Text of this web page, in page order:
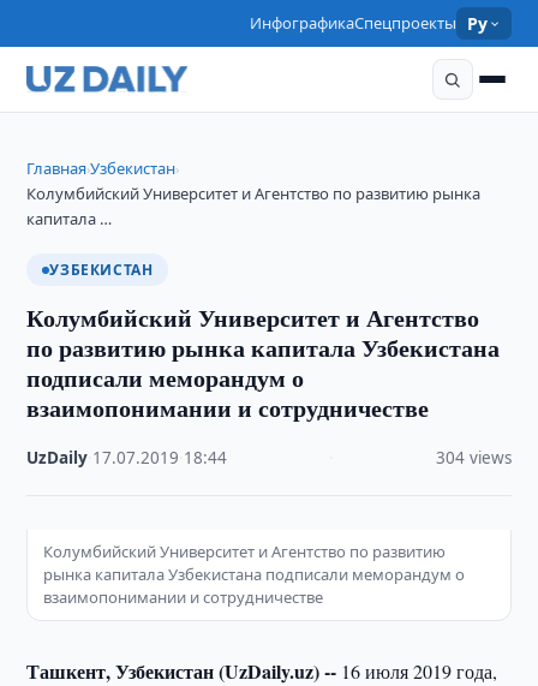
ИнфографикаСпецпроекты Ру
Главная›Узбекистан›
Колумбийский Университет и Агентство по развитию рынка
капитала …
УЗБЕКИСТАН
Колумбийский Университет и Агентство
по развитию рынка капитала Узбекистана
подписали меморандум о
взаимопонимании и сотрудничестве
UzDaily 17.07.2019 18:44 304 views
Колумбийский Университет и Агентство по развитию
рынка капитала Узбекистана подписали меморандум о
взаимопонимании и сотрудничестве
Ташкент, Узбекистан (UzDaily.uz) -- 16 июля 2019 года,